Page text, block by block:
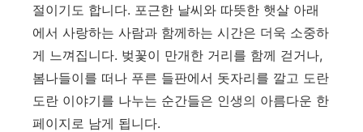
절이기도 합니다. 포근한 날씨와 따뜻한 햇살 아래
에서 사랑하는 사람과 함께하는 시간은 더욱 소중하
게 느껴집니다. 벚꽃이 만개한 거리를 함께 걷거나,
봄나들이를 떠나 푸른 들판에서 돗자리를 깔고 도란
도란 이야기를 나누는 순간들은 인생의 아름다운 한
페이지로 남게 됩니다.